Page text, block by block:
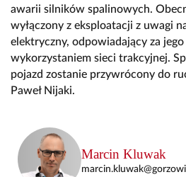
awarii silników spalinowych.
wyłączony z eksploatacji z uwagi
elektryczny, odpowiadający za jego
wykorzystaniem sieci trakcyjnej.
pojazd zostanie przywrócony do
Paweł Nijaki.
Marcin Kluwak